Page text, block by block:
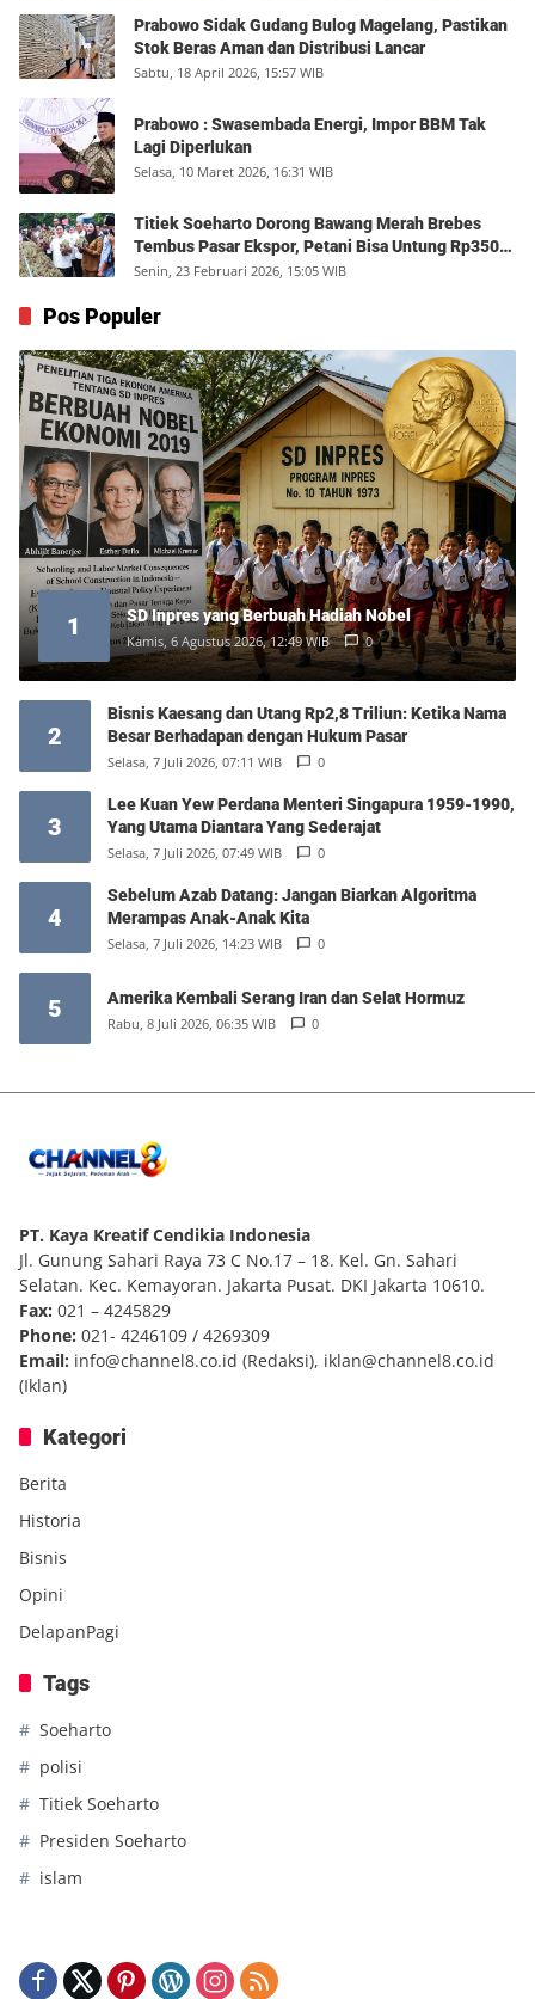
Prabowo Sidak Gudang Bulog Magelang, Pastikan
Stok Beras Aman dan Distribusi Lancar
Sabtu, 18 April 2026, 15:57 WIB
Prabowo : Swasembada Energi, Impor BBM Tak
Lagi Diperlukan
Selasa, 10 Maret 2026, 16:31 WIB
Titiek Soeharto Dorong Bawang Merah Brebes
Tembus Pasar Ekspor, Petani Bisa Untung Rp350
Juta per Hektare
Senin, 23 Februari 2026, 15:05 WIB
Pos Populer
1 SD Inpres yang Berbuah Hadiah Nobel
Kamis, 6 Agustus 2026, 12:49 WIB 0
2
Bisnis Kaesang dan Utang Rp2,8 Triliun: Ketika Nama
Besar Berhadapan dengan Hukum Pasar
Selasa, 7 Juli 2026, 07:11 WIB 0
3
Lee Kuan Yew Perdana Menteri Singapura 1959-1990,
Yang Utama Diantara Yang Sederajat
Selasa, 7 Juli 2026, 07:49 WIB 0
4
Sebelum Azab Datang: Jangan Biarkan Algoritma
Merampas Anak-Anak Kita
Selasa, 7 Juli 2026, 14:23 WIB 0
5 Amerika Kembali Serang Iran dan Selat Hormuz
Rabu, 8 Juli 2026, 06:35 WIB 0
PT. Kaya Kreatif Cendikia Indonesia
Jl. Gunung Sahari Raya 73 C No.17 – 18. Kel. Gn. Sahari
Selatan. Kec. Kemayoran. Jakarta Pusat. DKI Jakarta 10610.
Fax: 021 – 4245829
Phone: 021- 4246109 / 4269309
Email: info@channel8.co.id (Redaksi), iklan@channel8.co.id
(Iklan)
Kategori
Berita
Historia
Bisnis
Opini
DelapanPagi
Tags
Soeharto
polisi
Titiek Soeharto
Presiden Soeharto
islam